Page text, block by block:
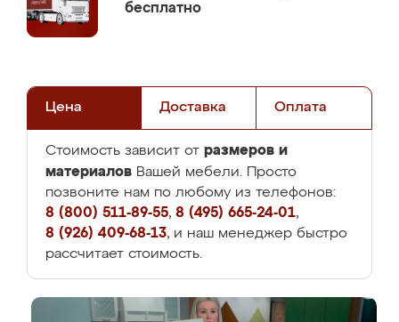
бесплатно
Цена Доставка Оплата
Стоимость зависит от размеров и
материалов Вашей мебели. Просто
позвоните нам по любому из телефонов:
8 (800) 511-89-55, 8 (495) 665-24-01,
8 (926) 409-68-13, и наш менеджер быстро
рассчитает стоимость.